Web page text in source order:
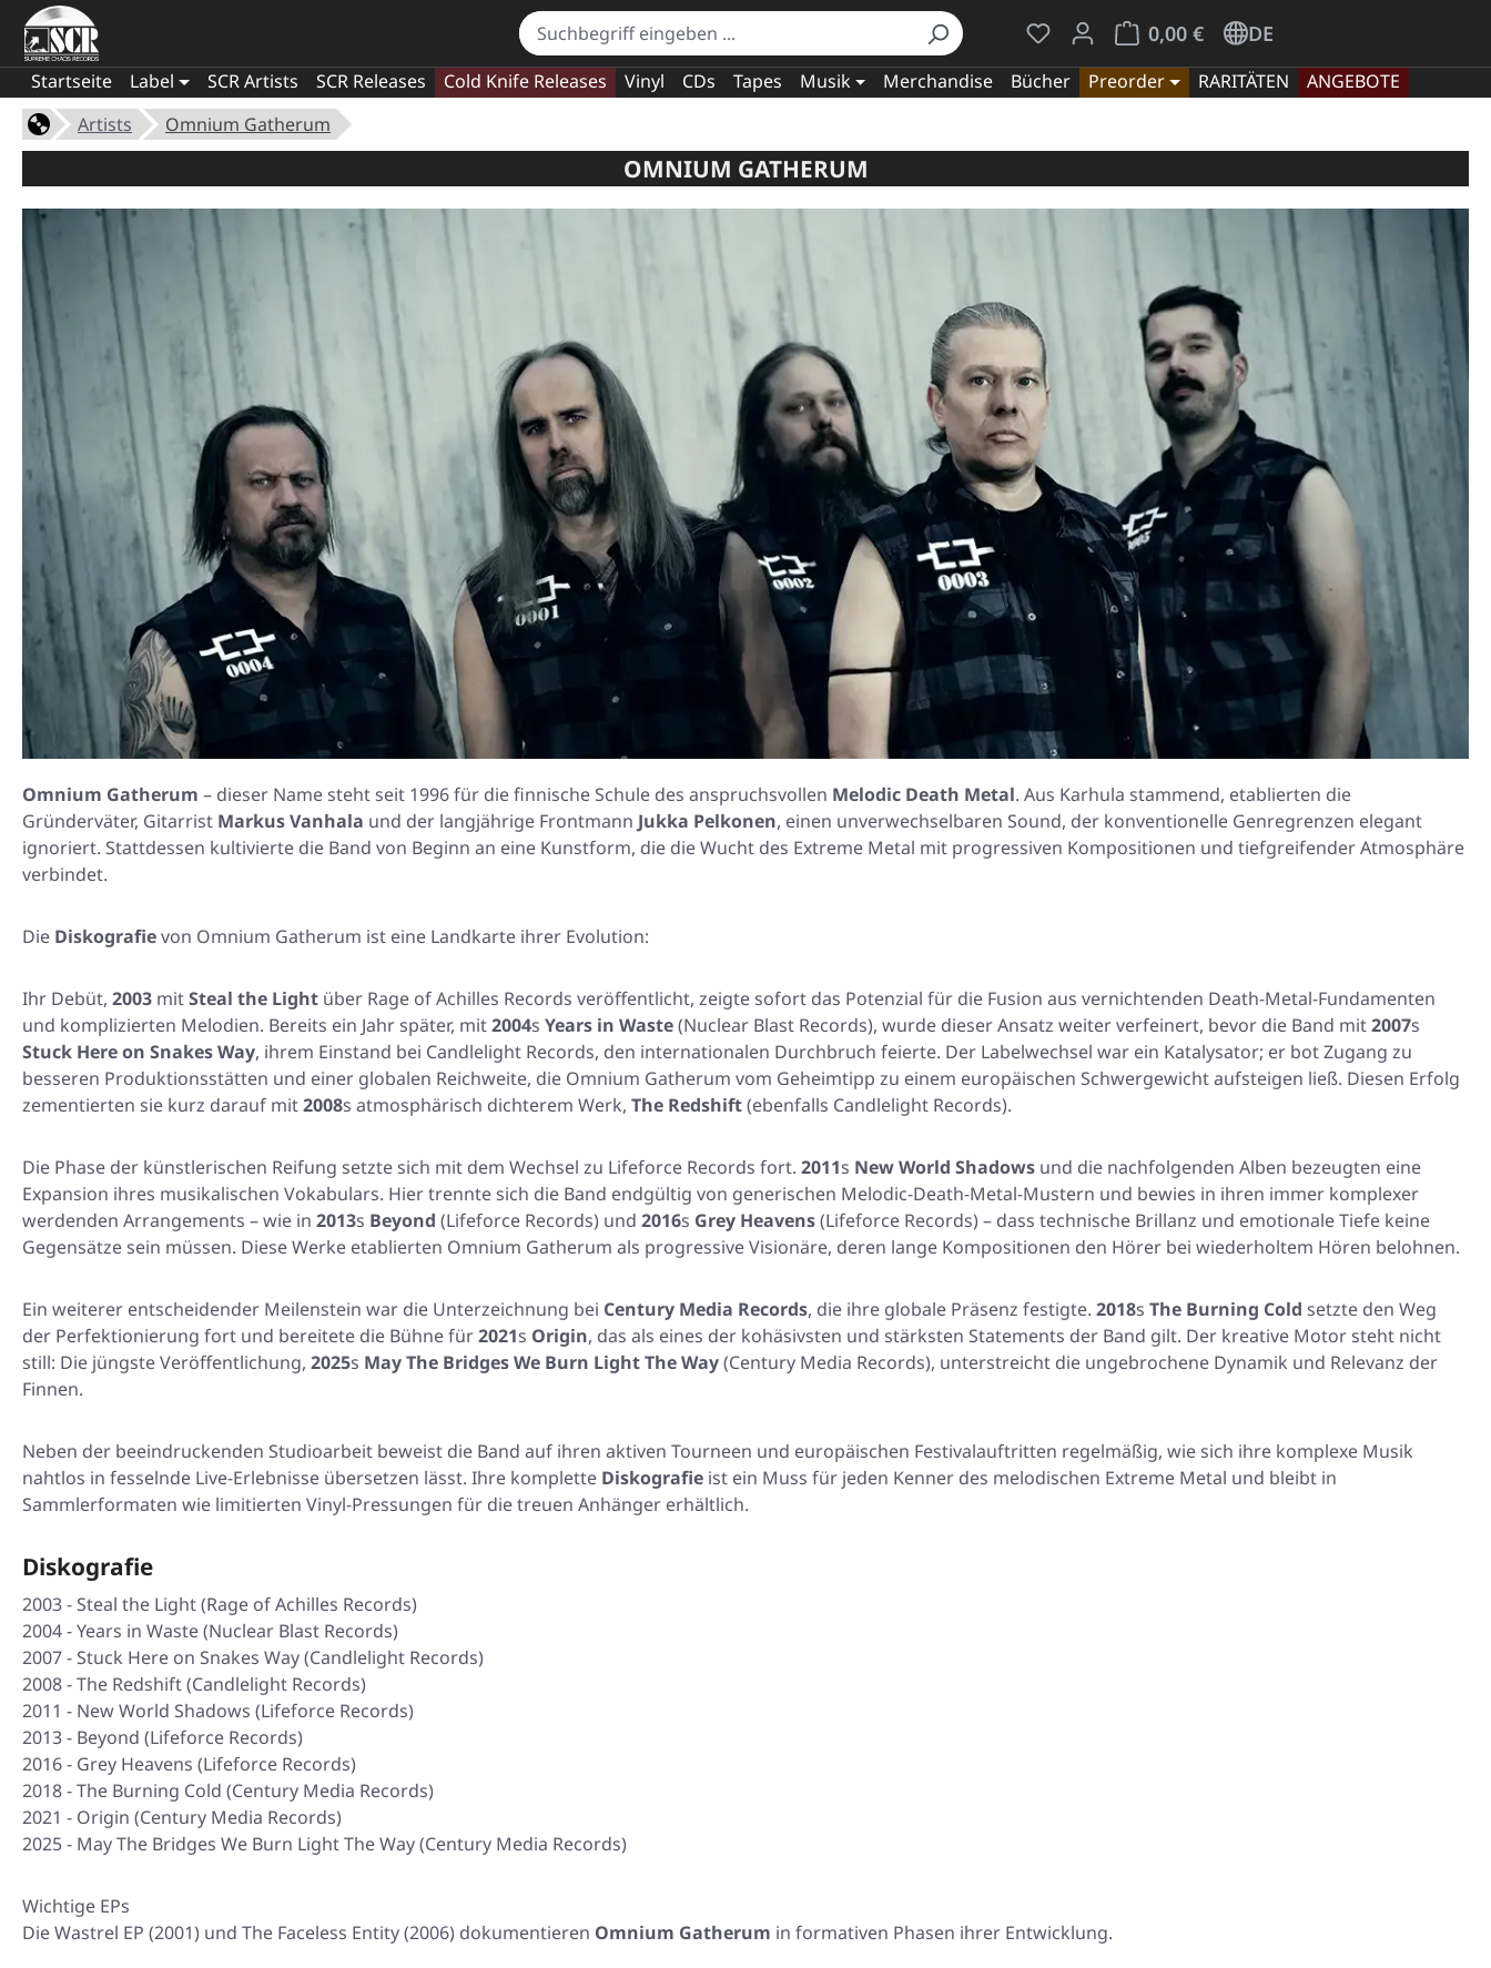
Du hast 0 Produkte auf dem Merkzettel
0,00 €
Warenkorb enthält 0 Positionen. Der
DE
Startseite Label SCR Artists SCR Releases Cold Knife Releases Vinyl CDs Tapes Musik Merchandise Bücher Preorder RARITÄTEN
ANGEBOTE
Artists
Omnium Gatherum
OMNIUM GATHERUM
Omnium Gatherum – dieser Name steht seit 1996 für die finnische Schule des anspruchsvollen Melodic Death Metal. Aus Karhula stammend, etablierten die
Gründerväter, Gitarrist Markus Vanhala und der langjährige Frontmann Jukka Pelkonen, einen unverwechselbaren Sound, der konventionelle Genregrenzen elegant
ignoriert. Stattdessen kultivierte die Band von Beginn an eine Kunstform, die die Wucht des Extreme Metal mit progressiven Kompositionen und tiefgreifender Atmosphäre
verbindet.
Die Diskografievon Omnium Gatherum ist eine Landkarte ihrer Evolution:
Ihr Debüt, 2003 mitSteal the Light über Rage of Achilles Records veröffentlicht, zeigte sofort das Potenzial für die Fusion aus vernichtenden Death-Metal-Fundamenten
und komplizierten Melodien. Bereits ein Jahr später, mit2004s Years in Waste(Nuclear Blast Records), wurde dieser Ansatz weiter verfeinert, bevor die Band mit2007s
Stuck Here on Snakes Way, ihrem Einstand bei Candlelight Records, den internationalen Durchbruch feierte. Der Labelwechsel war ein Katalysator; er bot Zugang zu
besseren Produktionsstätten und einer globalen Reichweite, die Omnium Gatherum vom Geheimtipp zu einem europäischen Schwergewicht aufsteigen ließ. Diesen Erfolg
zementierten sie kurz darauf mit2008s atmosphärisch dichterem Werk, The Redshift(ebenfalls Candlelight Records).
Die Phase der künstlerischen Reifung setzte sich mit dem Wechsel zu Lifeforce Records fort. 2011s New World Shadows und die nachfolgenden Alben bezeugten eine
Expansion ihres musikalischen Vokabulars. Hier trennte sich die Band endgültig von generischen Melodic-Death-Metal-Mustern und bewies in ihren immer komplexer
werdenden Arrangements – wie in 2013s Beyond (Lifeforce Records) und 2016s Grey Heavens(Lifeforce Records) – dass technische Brillanz und emotionale Tiefe keine
Gegensätze sein müssen. Diese Werke etablierten Omnium Gatherum als progressive Visionäre, deren lange Kompositionen den Hörer bei wiederholtem Hören belohnen.
Ein weiterer entscheidender Meilenstein war die Unterzeichnung bei Century Media Records, die ihre globale Präsenz festigte. 2018s The Burning Cold setzte den Weg
der Perfektionierung fort und bereitete die Bühne für2021s Origin, das als eines der kohäsivsten und stärksten Statements der Band gilt. Der kreative Motor steht nicht
still: Die jüngste Veröffentlichung, 2025s May The Bridges We Burn Light The Way(Century Media Records), unterstreicht die ungebrochene Dynamik und Relevanz der
Finnen.
Neben der beeindruckenden Studioarbeit beweist die Band auf ihren aktiven Tourneen und europäischen Festivalauftritten regelmäßig, wie sich ihre komplexe Musik
nahtlos in fesselnde Live-Erlebnisse übersetzen lässt. Ihre komplette Diskografie ist ein Muss für jeden Kenner des melodischen Extreme Metal und bleibt in
Sammlerformaten wie limitierten Vinyl-Pressungen für die treuen Anhänger erhältlich.
Diskografie
2003 - Steal the Light(Rage of Achilles Records)
2004 -Years in Waste(Nuclear Blast Records)
2007 - Stuck Here on Snakes Way(Candlelight Records)
2008 -The Redshift(Candlelight Records)
2011 - New World Shadows (Lifeforce Records)
2013 - Beyond (Lifeforce Records)
2016 - Grey Heavens (Lifeforce Records)
2018 -The Burning Cold (Century Media Records)
2021 - Origin (Century Media Records)
2025 - May The Bridges We Burn Light The Way(Century Media Records)
Wichtige EPs
DieWastrel EP (2001) und The Faceless Entity(2006) dokumentieren Omnium Gatherum in formativen Phasen ihrer Entwicklung.